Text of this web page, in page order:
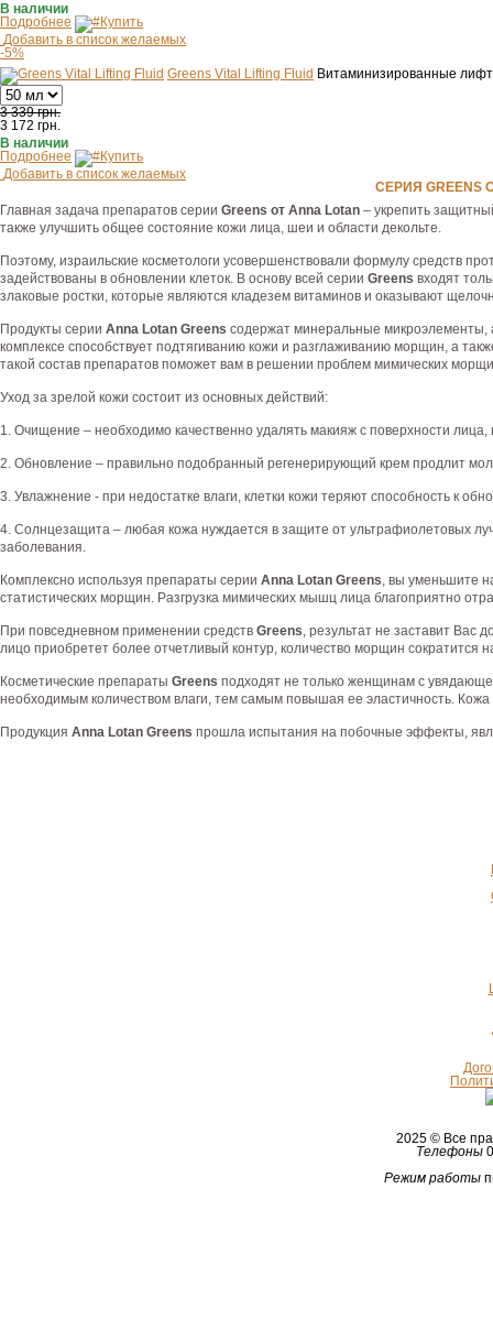
В наличии
Подробнее
Купить
Добавить в список желаемых
-5%
Greens Vital Lifting Fluid Витаминизированные
3 339 грн.
3 172 грн.
В наличии
Подробнее
Купить
Добавить в список желаемых
СЕРИЯ GREENS
Главная задача препаратов серии Greens от Anna Lotan – укрепить
также улучшить общее состояние кожи лица, шеи и области декольте.
Поэтому, израильские косметологи усовершенствовали формулу средств
задействованы в обновлении клеток. В основу всей серии Greens входят
злаковые ростки, которые являются кладезем витаминов и оказывают
Продукты серии Anna Lotan Greens содержат минеральные микроэлементы,
комплексе способствует подтягиванию кожи и разглаживанию морщин, а
такой состав препаратов поможет вам в решении проблем мимических
Уход за зрелой кожи состоит из основных действий:
1. Очищение – необходимо качественно удалять макияж с поверхности
2. Обновление – правильно подобранный регенерирующий крем продлит
3. Увлажнение - при недостатке влаги, клетки кожи теряют способность к
4. Солнцезащита – любая кожа нуждается в защите от ультрафиолетовых
заболевания.
Комплексно используя препараты серии Anna Lotan Greens, вы уменьшите
статистических морщин. Разгрузка мимических мышц лица благоприятно
При повседневном применении средств Greens, результат не заставит Вас
лицо приобретет более отчетливый контур, количество морщин сократится
Косметические препараты Greens подходят не только женщинам с
необходимым количеством влаги, тем самым повышая ее эластичность. Кожа
Продукция Anna Lotan Greens прошла испытания на побочные эффекты,
2025 © Все
Телефоны
Режим работы